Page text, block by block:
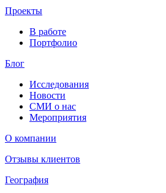
Проекты
В работе
Портфолио
Блог
Исследования
Новости
СМИ о нас
Мероприятия
О компании
Отзывы клиентов
География